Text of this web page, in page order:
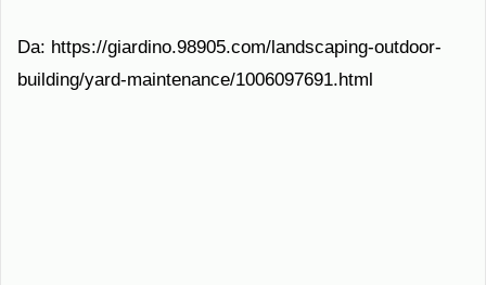
Da: https://giardino.98905.com/landscaping-outdoor-
building/yard-maintenance/1006097691.html